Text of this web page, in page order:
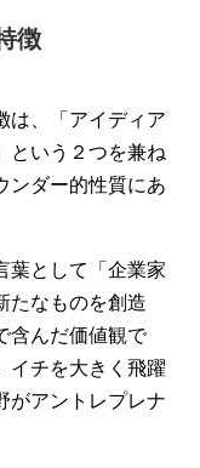
徴
は、「アイディア
という２つを兼ね
ンダー的性質にあ
葉として「企業家
たなものを創造
含んだ価値観で
イチを大きく飛躍
がアントレプレナ